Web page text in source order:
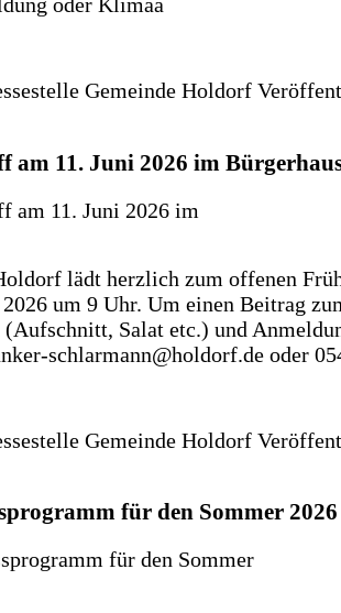
Gemeinde Holdorf
am 11. Juni 2026 im
lädt herzlich zum offenen
um 9 Uhr. Um einen Beitrag
Salat etc.) und
schlarmann@holdorf.de oder
Gemeinde Holdorf
für den Sommer